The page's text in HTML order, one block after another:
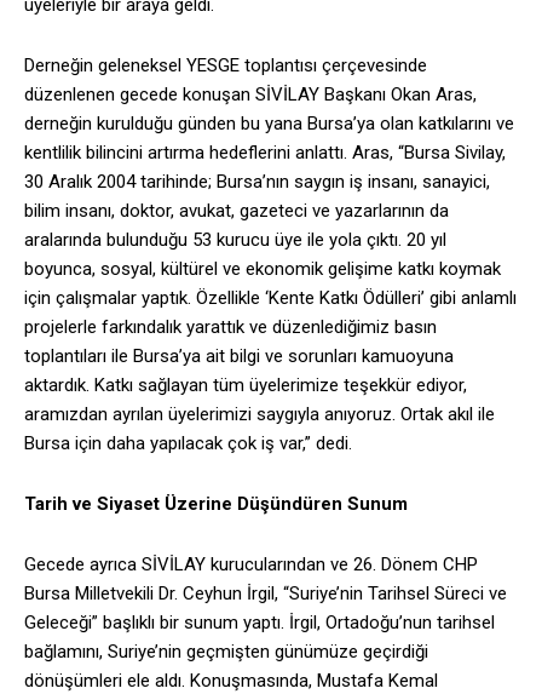
üyeleriyle bir araya geldi.
Derneğin geleneksel YESGE toplantısı çerçevesinde
düzenlenen gecede konuşan SİVİLAY Başkanı Okan Aras,
derneğin kurulduğu günden bu yana Bursa’ya olan katkılarını ve
kentlilik bilincini artırma hedeflerini anlattı. Aras, “Bursa Sivilay,
30 Aralık 2004 tarihinde; Bursa’nın saygın iş insanı, sanayici,
bilim insanı, doktor, avukat, gazeteci ve yazarlarının da
aralarında bulunduğu 53 kurucu üye ile yola çıktı. 20 yıl
boyunca, sosyal, kültürel ve ekonomik gelişime katkı koymak
için çalışmalar yaptık. Özellikle ‘Kente Katkı Ödülleri’ gibi anlamlı
projelerle farkındalık yarattık ve düzenlediğimiz basın
toplantıları ile Bursa’ya ait bilgi ve sorunları kamuoyuna
aktardık. Katkı sağlayan tüm üyelerimize teşekkür ediyor,
aramızdan ayrılan üyelerimizi saygıyla anıyoruz. Ortak akıl ile
Bursa için daha yapılacak çok iş var,” dedi.
Tarih ve Siyaset Üzerine Düşündüren Sunum
Gecede ayrıca SİVİLAY kurucularından ve 26. Dönem CHP
Bursa Milletvekili Dr. Ceyhun İrgil, “Suriye’nin Tarihsel Süreci ve
Geleceği” başlıklı bir sunum yaptı. İrgil, Ortadoğu’nun tarihsel
bağlamını, Suriye’nin geçmişten günümüze geçirdiği
dönüşümleri ele aldı. Konuşmasında, Mustafa Kemal